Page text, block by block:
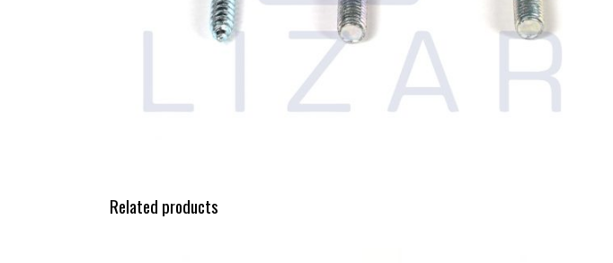
Related products